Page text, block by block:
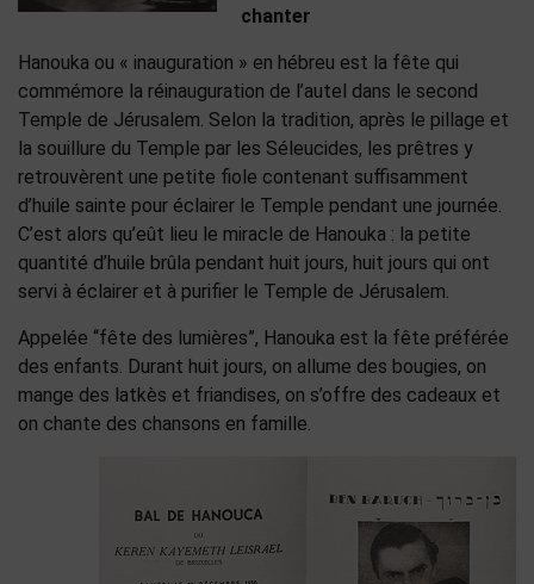
chanter
Hanouka ou « inauguration » en hébreu est la fête qui
commémore la réinauguration de l’autel dans le second
Temple de Jérusalem. Selon la tradition, après le pillage et
la souillure du Temple par les Séleucides, les prêtres y
retrouvèrent une petite fiole contenant suffisamment
d’huile sainte pour éclairer le Temple pendant une journée.
C’est alors qu’eût lieu le miracle de Hanouka : la petite
quantité d’huile brûla pendant huit jours, huit jours qui ont
servi à éclairer et à purifier le Temple de Jérusalem.
Appelée “fête des lumières”, Hanouka est la fête préférée
des enfants. Durant huit jours, on allume des bougies, on
mange des latkès et friandises, on s’offre des cadeaux et
on chante des chansons en famille.